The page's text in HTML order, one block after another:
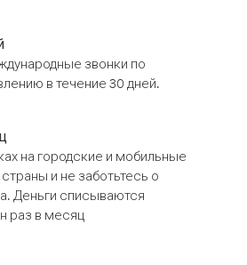
звонки по
в течение 30 дней.
на городские и мобильные
и не заботьтесь о
Деньги списываются
раз в месяц